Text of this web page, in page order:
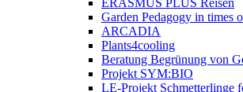
ERASMUS PLUS Reisen
Garden Pedagogy in times
ARCADIA
Plants4cooling
Beratung Begrünung von
Projekt SYM:BIO
LE-Projekt Schmetterlinge